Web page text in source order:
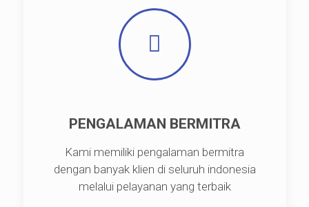
PENGALAMAN BERMITRA
Kami memiliki pengalaman bermitra
dengan banyak klien di seluruh indonesia
melalui pelayanan yang terbaik